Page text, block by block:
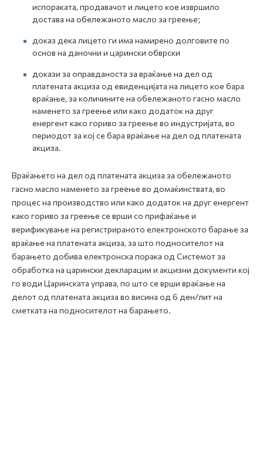
испораката, продавачот и лицето кое извршило
достава на обележаното масло за греење;
доказ дека лицето ги има намирено долговите по
основ на даночни и царински обврски
докази за оправданоста за враќање на дел од
платената акциза од евиденцијата на лицето кое бара
враќање, за количините на обележаното гасно масло
наменето за греење или како додаток на друг
енергент како гориво за греење во индустријата, во
периодот за кој се бара враќање на дел од платената
акциза.
Враќањето на дел од платената акциза за обележаното
гасно масло наменето за греење во домаќинствата, во
процес на производство или како додаток на друг енергент
како гориво за греење се врши со прифаќање и
верификување на регистрираното електронското барање за
враќање на платената акциза, за што подносителот на
барањето добива електронска порака од Системот за
обработка на царински декларации и акцизни документи кој
го води Царинската управа, по што се врши враќање на
делот од платената акциза во висина од 6 ден/лит на
сметката на подносителот на барањето.